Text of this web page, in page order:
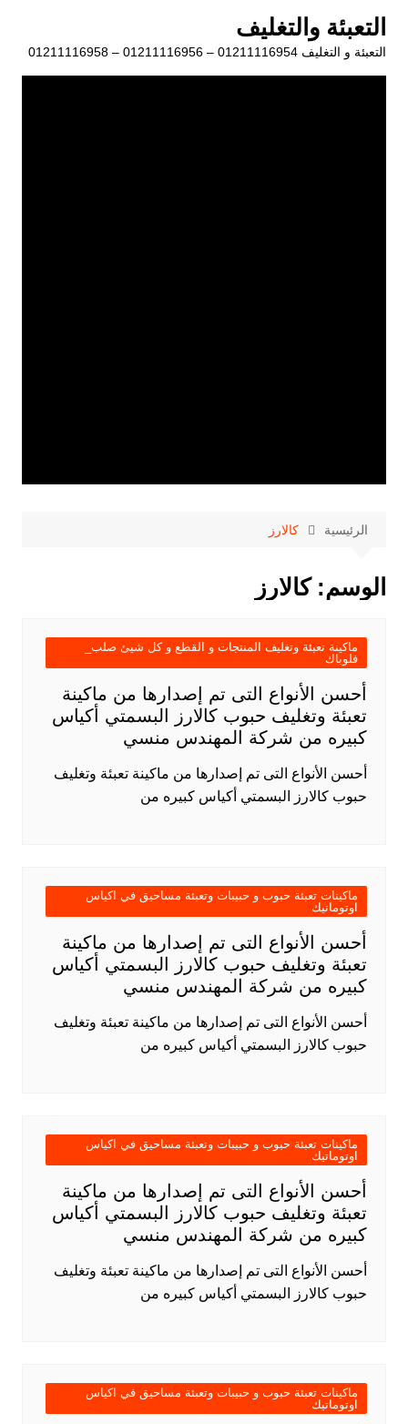
المحتوى
التعبئة والتغليف
التعبئة و التغليف 01211116954 – 01211116956 – 01211116958
الرئيسية كالارز
الوسم:كالارز
ماكينة تعبئة وتغليف المنتجات و القطع و كل شيئ صلب_
فلوباك
أحسن الأنواع التى تم إصدارها من ماكينة
تعبئة وتغليف حبوب كالارز البسمتي أكياس
كبيره من شركة المهندس منسي
أحسن الأنواع التى تم إصدارها من ماكينة تعبئة وتغليف
حبوب كالارز البسمتي أكياس كبيره من
ماكينات تعبئة حبوب و حبيبات وتعبئة مساحيق في اكياس
اوتوماتيك
أحسن الأنواع التى تم إصدارها من ماكينة
تعبئة وتغليف حبوب كالارز البسمتي أكياس
كبيره من شركة المهندس منسي
أحسن الأنواع التى تم إصدارها من ماكينة تعبئة وتغليف
حبوب كالارز البسمتي أكياس كبيره من
ماكينات تعبئة حبوب و حبيبات وتعبئة مساحيق في اكياس
اوتوماتيك
أحسن الأنواع التى تم إصدارها من ماكينة
تعبئة وتغليف حبوب كالارز البسمتي أكياس
كبيره من شركة المهندس منسي
أحسن الأنواع التى تم إصدارها من ماكينة تعبئة وتغليف
حبوب كالارز البسمتي أكياس كبيره من
ماكينات تعبئة حبوب و حبيبات وتعبئة مساحيق في اكياس
اوتوماتيك